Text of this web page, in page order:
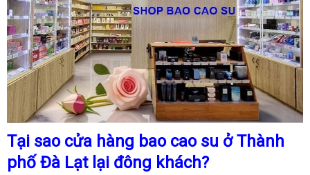
Tại sao cửa hàng bao cao su ở Thành
phố Đà Lạt lại đông khách?